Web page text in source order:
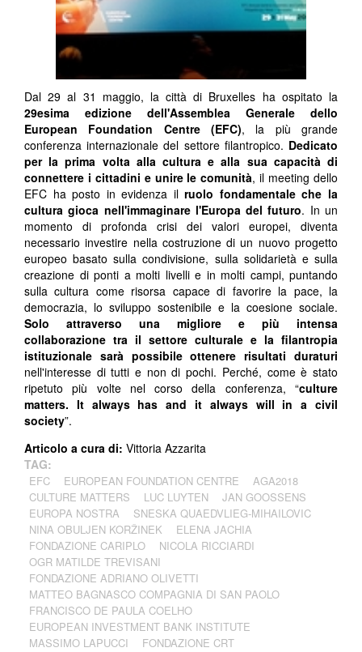
Dal 29 al 31 maggio, la città di Bruxelles ha ospitato la
29esima edizione dell'Assemblea Generale dello
European Foundation Centre (EFC), la più grande
conferenza internazionale del settore filantropico. Dedicato
per la prima volta alla cultura e alla sua capacità di
connettere i cittadini e unire le comunità, il meeting dello
EFC ha posto in evidenza ilruolo fondamentale che la
cultura gioca nell'immaginare l'Europa del futuro. In un
momento di profonda crisi dei valori europei, diventa
necessario investire nella costruzione di un nuovo progetto
europeo basato sulla condivisione, sulla solidarietà e sulla
creazione di ponti a molti livelli e in molti campi, puntando
sulla cultura come risorsa capace di favorire la pace, la
democrazia, lo sviluppo sostenibile e la coesione sociale.
Solo attraverso una migliore e più intensa
collaborazione tra il settore culturale e la filantropia
istituzionale sarà possibile ottenere risultati duraturi
nell'interesse di tutti e non di pochi. Perché, come è stato
ripetuto più volte nel corso della conferenza, “culture
matters. It always has and it always will in a civil
society”.
Articolo a cura di: Vittoria Azzarita
TAG:
EFC EUROPEAN FOUNDATION CENTRE
AGA2018
CULTURE MATTERS
LUC LUYTEN
JAN GOOSSENS
EUROPA NOSTRA
SNESKA QUAEDVLIEG-MIHAILOVIC
NINA OBULJEN KORŽINEK
ELENA JACHIA
FONDAZIONE CARIPLO
NICOLA RICCIARDI
OGR MATILDE TREVISANI
FONDAZIONE ADRIANO OLIVETTI
MATTEO BAGNASCO COMPAGNIA DI SAN PAOLO
FRANCISCO DE PAULA COELHO
EUROPEAN INVESTMENT BANK INSTITUTE
MASSIMO LAPUCCI
FONDAZIONE CRT